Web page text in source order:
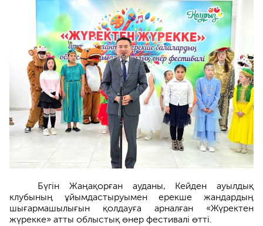
Бүгін Жаңақорған ауданы, Кейден ауылдық
клубының ұйымдастыруымен ерекше жандардың
шығармашылығын қолдауға арналған «Жүректен
жүрекке» атты облыстық өнер фестивалі өтті.